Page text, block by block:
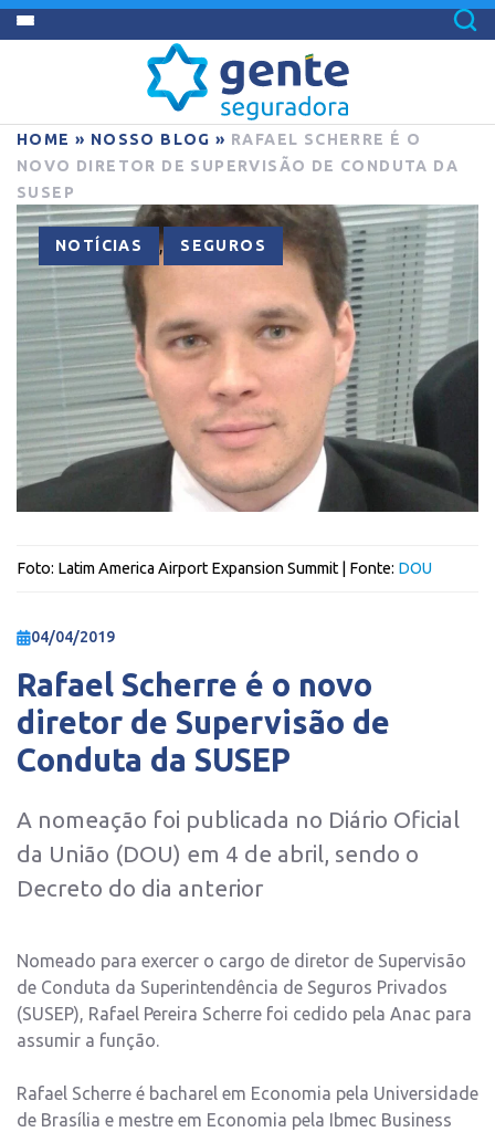
HOME » NOSSO BLOG » RAFAEL SCHERRE É O
NOVO DIRETOR DE SUPERVISÃO DE CONDUTA DA
SUSEP
NOTÍCIAS , SEGUROS
Foto: Latim America Airport Expansion Summit| Fonte: DOU
04/04/2019
Rafael Scherre é o novo
diretor de Supervisão de
Conduta da SUSEP
A nomeação foi publicada no Diário Oficial
da União (DOU) em 4 de abril, sendo o
Decreto do dia anterior
Nomeado para exercer o cargo de diretor de Supervisão
de Conduta da Superintendência de Seguros Privados
(SUSEP), Rafael Pereira Scherre foi cedido pela Anac para
assumir a função.
Rafael Scherre é bacharel em Economia pela Universidade
de Brasília e mestre em Economia pela Ibmec Business